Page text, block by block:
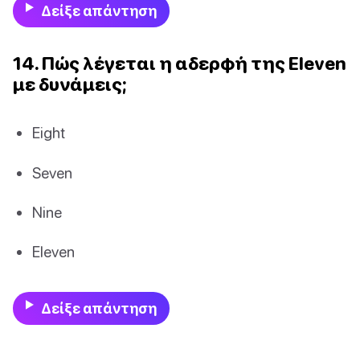
Δείξε απάντηση
14. Πώς λέγεται η αδερφή της Eleven
με δυνάμεις;
Eight
Seven
Nine
Eleven
Δείξε απάντηση